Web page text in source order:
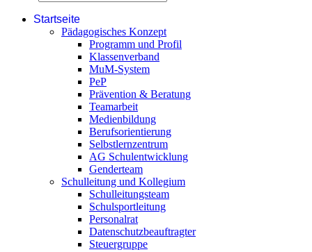
Startseite
Pädagogisches Konzept
Programm und Profil
Klassenverband
MuM-System
PeP
Prävention & Beratung
Teamarbeit
Medienbildung
Berufsorientierung
Selbstlernzentrum
AG Schulentwicklung
Genderteam
Schulleitung und Kollegium
Schulleitungsteam
Schulsportleitung
Personalrat
Datenschutzbeauftragter
Steuergruppe